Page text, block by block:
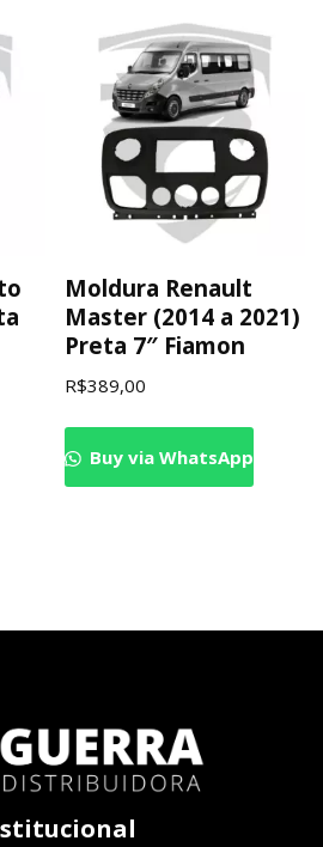
Moldura Renault
Master (2014 a 2021)
Preta 7″ Fiamon
R$389,00
Buy via WhatsApp